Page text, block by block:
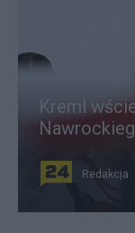
Kreml
Redakcja